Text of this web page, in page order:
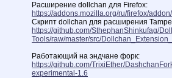
Расширение dollchan для Firefox:
https://addons.mozilla.org/ru/firefox/
Скрипт dollchan для расширения
https://github.com/SthephanShinkufag/
Tools/raw/master/src/
Работающий на эндчане форк:
https://github.com/TrixiEther/
experimental-1.6